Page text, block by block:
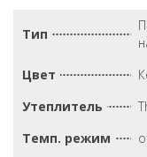
Тип
Цвет
Утеплитель
Темп. режим